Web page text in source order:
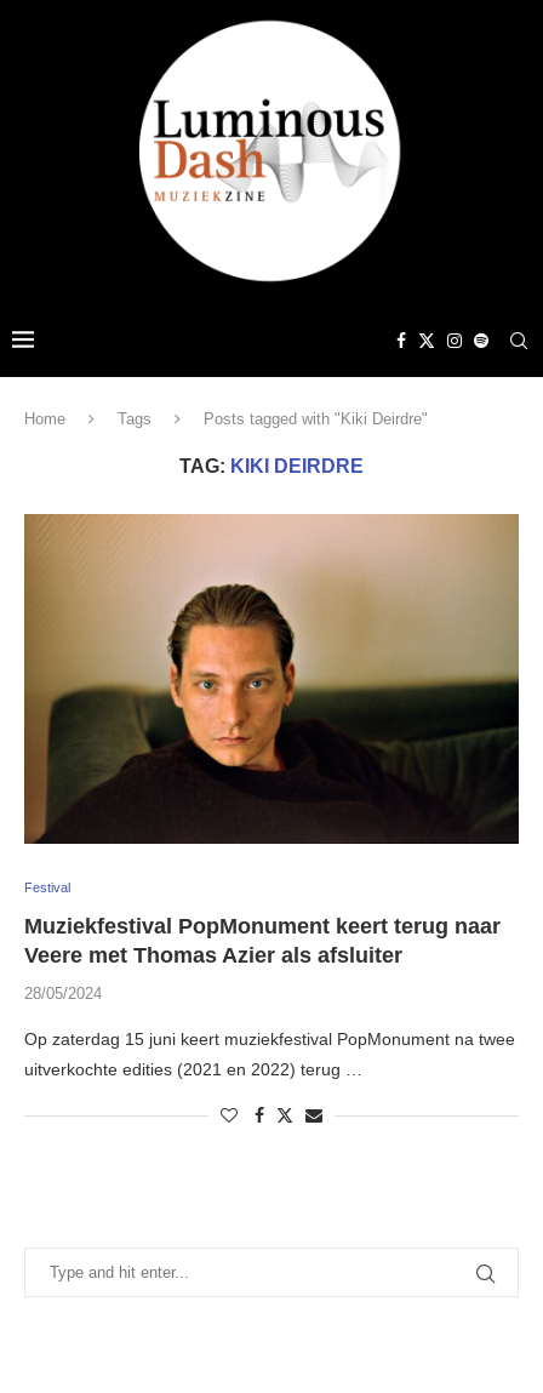
Home Tags Posts tagged with "Kiki Deirdre"
TAG: KIKI DEIRDRE
Festival
Muziekfestival PopMonument keert terug naar
Veere met Thomas Azier als afsluiter
28/05/2024
Op zaterdag 15 juni keert muziekfestival PopMonument na twee
uitverkochte edities (2021 en 2022) terug …